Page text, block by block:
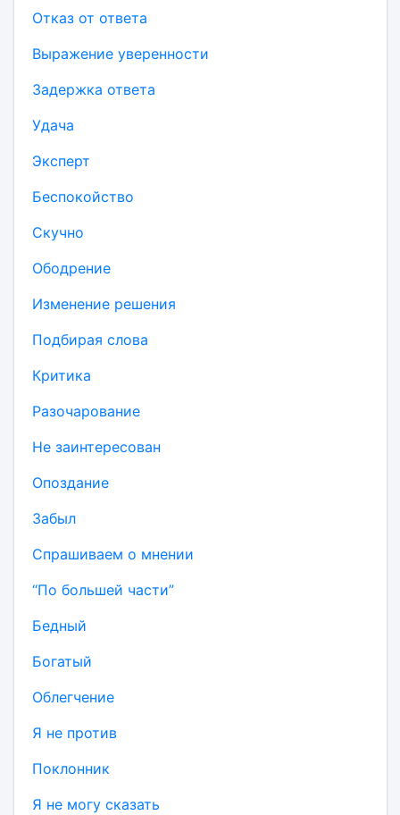
Отказ от ответа
Выражение уверенности
Задержка ответа
Удача
Эксперт
Беспокойство
Скучно
Ободрение
Изменение решения
Подбирая слова
Критика
Разочарование
Не заинтересован
Опоздание
Забыл
Спрашиваем о мнении
“По большей части”
Бедный
Богатый
Облегчение
Я не против
Поклонник
Я не могу сказать